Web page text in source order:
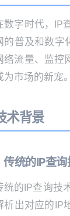
数字时代，IP
的普及和数字
络流量、监控
为市场的新宠。
术背景
传统的IP查询
统的IP查询技
析出对应的IP